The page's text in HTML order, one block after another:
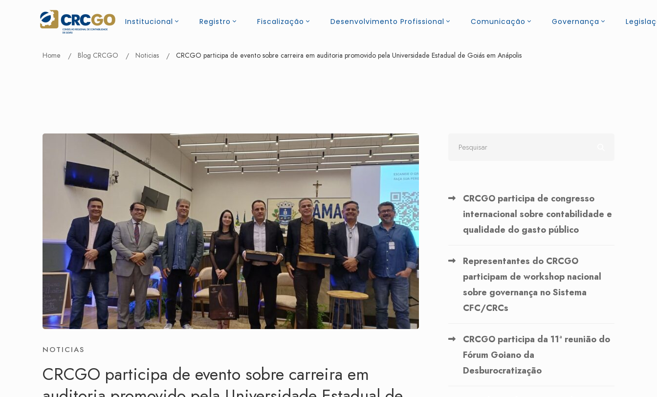
Institucional Registro Fiscalização Desenvolvimento Profissional Comunicação Governança
Home Blog CRCGO Noticias CRCGO participa de evento sobre carreira em auditoria promovido pela Universidade Estadual de Goiás em Anápolis
NOTICIAS
CRCGO participa de evento sobre carreira em
CRCGO participa de congresso
internacional sobre contabilidade e
qualidade do gasto público
Representantes do CRCGO
participam de workshop nacional
sobre governança no Sistema
CFC/CRCs
CRCGO participa da 11ª reunião do
Fórum Goiano da
Desburocratização